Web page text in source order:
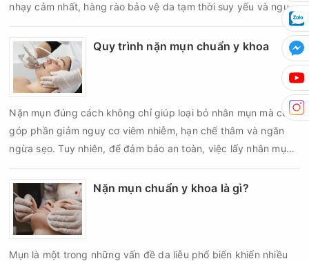
nhạy cảm nhất, hàng rào bảo vệ da tạm thời suy yếu và nguy
cơ viêm nhiễm, thâm sau mụn hoặc hình thành sẹo sẽ tăng lên
nếu chăm sóc không đúng cách. Chính vì vậy, việc chăm sóc
da sau nặn mụn không chỉ giúp vùng da hồi phục nhanh hơn
mà còn góp phần giảm nguy cơ tái phát mụn và hạn chế các
biến chứng về sau.
Quy trình nặn mụn chuẩn y khoa
Nặn mụn đúng cách không chỉ giúp loại bỏ nhân mụn mà còn
góp phần giảm nguy cơ viêm nhiễm, hạn chế thâm và ngăn
ngừa sẹo. Tuy nhiên, để đảm bảo an toàn, việc lấy nhân mụn
đủ các bước vô khuẩn và chăm sóc sau điều trị.
Nặn mụn chuẩn y khoa là gì?
Mụn là một trong những vấn đề da liễu phổ biến khiến nhiều